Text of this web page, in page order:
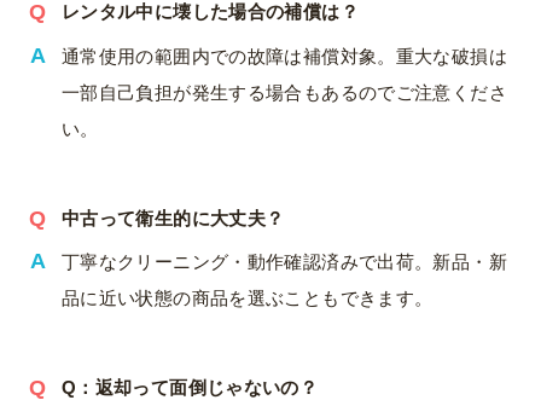
レンタル中に壊した場合の補償は？
通常使用の範囲内での故障は補償対象。重大な破損は
一部自己負担が発生する場合もあるのでご注意くださ
い。
中古って衛生的に大丈夫？
丁寧なクリーニング・動作確認済みで出荷。新品・新
品に近い状態の商品を選ぶこともできます。
Q：返却って面倒じゃないの？